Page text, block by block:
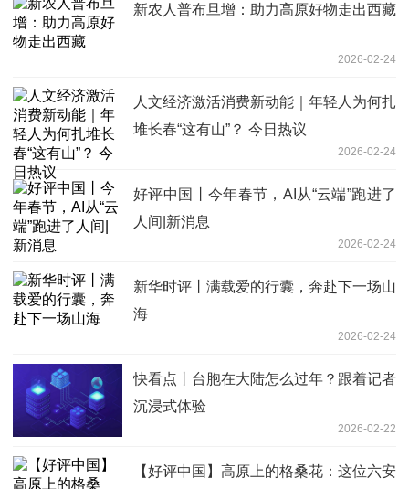
新农人普布旦增：助力高原好物走出西藏
2026-02-24
人文经济激活消费新动能｜年轻人为何扎
堆长春“这有山”？ 今日热议
2026-02-24
好评中国丨今年春节，AI从“云端”跑进了
人间|新消息
2026-02-24
新华时评丨满载爱的行囊，奔赴下一场山
海
2026-02-24
快看点丨台胞在大陆怎么过年？跟着记者
沉浸式体验
2026-02-22
【好评中国】高原上的格桑花：这位六安